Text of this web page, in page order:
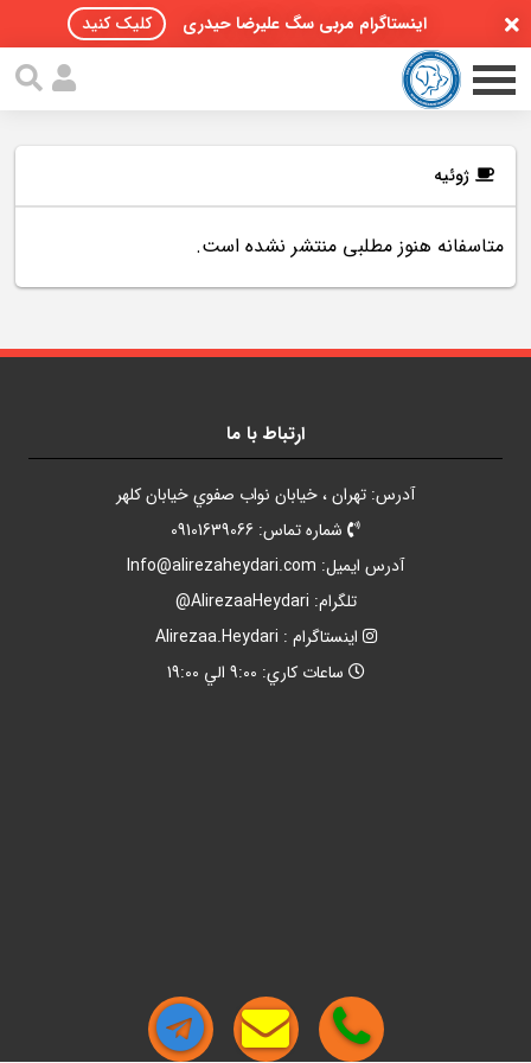
اینستاگرام مربی سگ علیرضا حیدری کلیک کنید
صفحه اصلی
پادکست سگ ها
ژوئیه
متاسفانه هنوز مطلبی منتشر نشده است.
ارتباط با ما
آدرس: تهران ، خيابان نواب صفوي خيابان کلهر
شماره تماس: 09101639066
آدرس ايميل: Info@alirezaheydari.com
تلگرام: AlirezaaHeydari@
اينستاگرام : Alirezaa.Heydari
ساعات کاري: 9:00 الي 19:00